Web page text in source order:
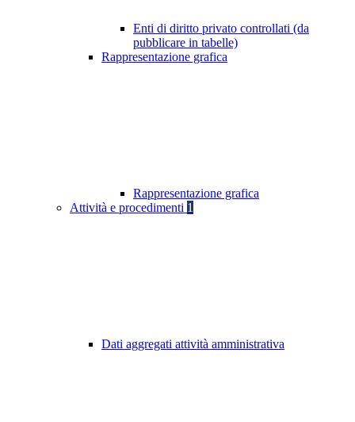
Enti di diritto privato controllati (da
pubblicare in tabelle)
Rappresentazione grafica
Rappresentazione grafica
Attività e procedimenti 1
Dati aggregati attività amministrativa